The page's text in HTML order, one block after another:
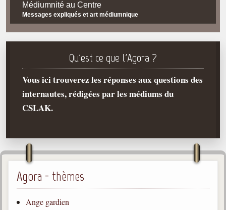
Médiumnité au Centre
Messages expliqués et art médiumnique
Contact / Accès
Plan d'accès
Spiritisme
Qu'est-ce que c'est ?
Philosophie
La doctrine d'Allan Kardec
But des manifestations spirites
Esprits
Qu'est ce que l'Agora ?
Vous ici trouverez les réponses aux questions des
internautes, rédigées par les médiums du
CSLAK.
Agora - thèmes
Ange gardien